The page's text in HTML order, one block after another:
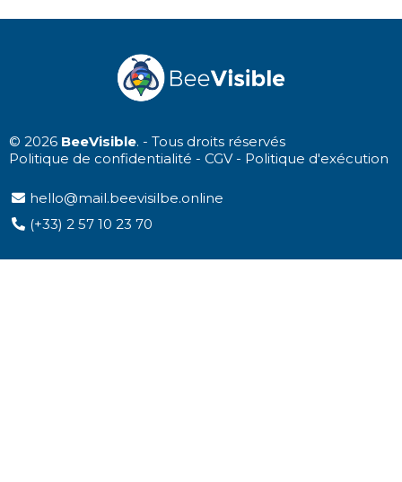
© 2026 BeeVisible. - Tous droits réservés
Politique de confidentialité - CGV- Politique d'exécution
hello@mail.beevisilbe.online
(+33) 2 57 10 23 70